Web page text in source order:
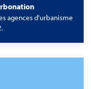
agences d'urbanisme